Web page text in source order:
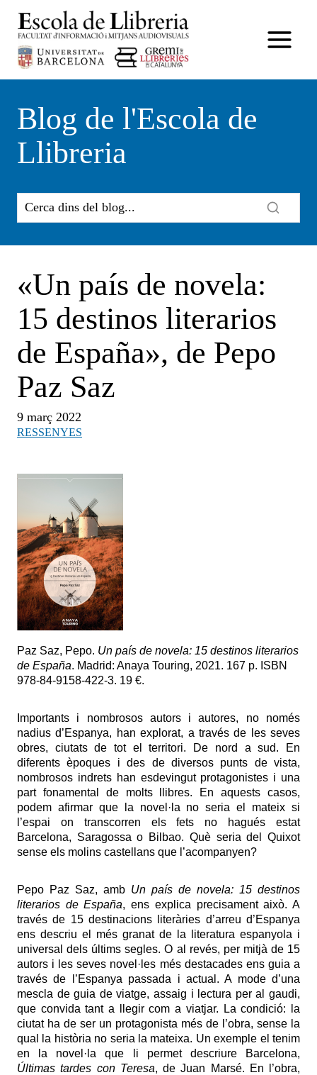
contingut
Blog de l'Escola de
Llibreria
«Un país de novela:
15 destinos literarios
de España», de Pepo
Paz Saz
9 març 2022
RESSENYES
Paz Saz, Pepo. Un país de novela: 15 destinos literarios
de España. Madrid: Anaya Touring, 2021. 167 p. ISBN
978-84-9158-422-3. 19 €.
Importants i nombrosos autors i autores, no només
nadius d’Espanya, han explorat, a través de les seves
obres, ciutats de tot el territori. De nord a sud. En
diferents èpoques i des de diversos punts de vista,
nombrosos indrets han esdevingut protagonistes i una
part fonamental de molts llibres. En aquests casos,
podem afirmar que la novel·la no seria el mateix si
l’espai on transcorren els fets no hagués estat
Barcelona, Saragossa o Bilbao. Què seria del Quixot
sense els molins castellans que l’acompanyen?
Pepo Paz Saz, amb Un país de novela: 15 destinos
literarios de España, ens explica precisament això. A
través de 15 destinacions literàries d’arreu d’Espanya
ens descriu el més granat de la literatura espanyola i
universal dels últims segles. O al revés, per mitjà de 15
autors i les seves novel·les més destacades ens guia a
través de l’Espanya passada i actual. A mode d’una
mescla de guia de viatge, assaig i lectura per al gaudi,
que convida tant a llegir com a viatjar. La condició: la
ciutat ha de ser un protagonista més de l’obra, sense la
qual la història no seria la mateixa. Un exemple el tenim
en la novel·la que li permet descriure Barcelona,
Últimas tardes con Teresa, de Juan Marsé. En l’obra,